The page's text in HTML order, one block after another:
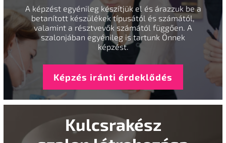
A képzést egyénileg készítjük el és árazzuk be a
betanított készülékek típusától és számától,
valamint a résztvevők számától függően. A
szalonjában egyénileg is tartunk Önnek
képzést.
Képzés iránti érdeklődés
Kulcsrakész